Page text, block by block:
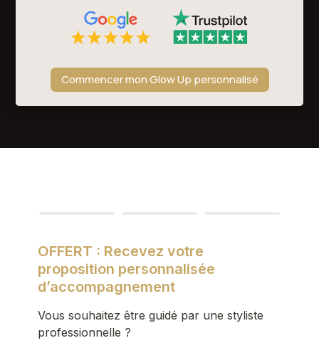
Commencer mon Glow Up personnalisé